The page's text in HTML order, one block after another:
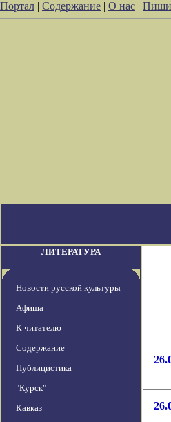
Портал | Содержание | О нас |
ЛИТЕРАТУРА
Новости русской культуры
Афиша
К читателю
Содержание
Публицистика
"Курск"
Кавказ